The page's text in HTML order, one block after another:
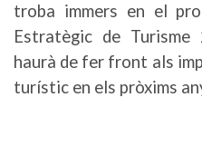
troba immers en el
Estratègic de
haurà de fer front als
turístic en els pròxims